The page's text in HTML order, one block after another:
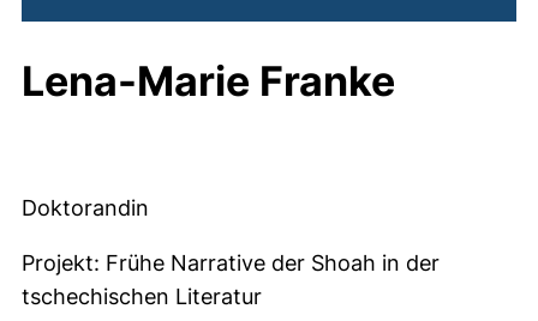
Lena-Marie Franke
Doktorandin
Projekt: Frühe Narrative der Shoah in der
tschechischen Literatur